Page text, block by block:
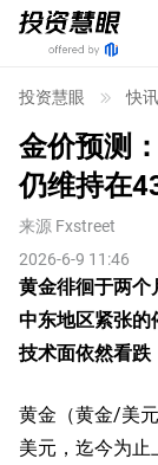
投资慧眼 快讯
金价预测
仍维持在
来源 Fxstreet
2026-6-9 11:46
黄金徘徊于两个
中东地区紧张的
技术面依然看跌
黄金（黄金/美
美元，迄今为